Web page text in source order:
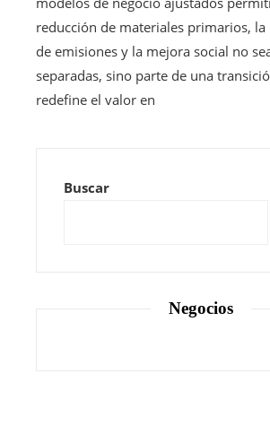
reducción de materiales primarios,
de emisiones y la mejora social no
separadas, sino parte de una
redefine el valor en
Buscar
Negocios